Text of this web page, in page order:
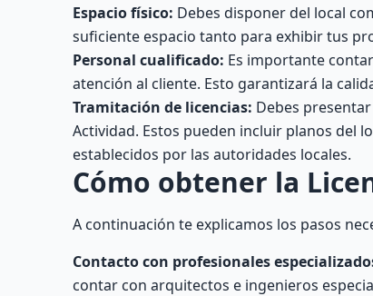
Espacio físico: Debes disponer del local
suficiente espacio tanto para exhibir tus
Personal cualificado: Es importante
atención al cliente. Esto garantizará la
Tramitación de licencias: Debes
Actividad. Estos pueden incluir planos del
establecidos por las autoridades locales.
Cómo obtener la
A continuación te explicamos los pasos
Contacto con profesionales
contar con arquitectos e ingenieros